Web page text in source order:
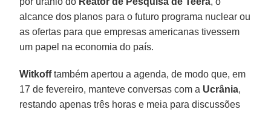
alcance dos planos para o futuro programa nuclear ou
as ofertas para que empresas americanas tivessem
um papel na economia do país.
Witkofftambém apertou a agenda, de modo que, em
17 de fevereiro, manteve conversas com a Ucrânia,
restando apenas três horas e meia para discussões